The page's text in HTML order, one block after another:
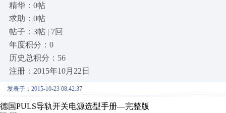
精华：0帖
求助：0帖
帖子：3帖 | 7回
年度积分：0
历史总积分：56
注册：2015年10月22日
发表于：2015-10-23 08:42:37
德国PULS导轨开关电源选型手册—完整版